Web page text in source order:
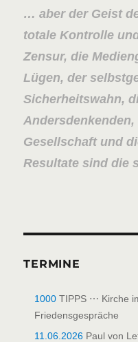
… aber der Geist
totale Kontrolle
Zensur, die
Lügen, der
Sicherheitswahn,
Gesellschaft und
Resultate sind die
TERMINE
1000 TIPPS ⋯ Kirche
Friedensgespräche
11.06.2026 Paul von